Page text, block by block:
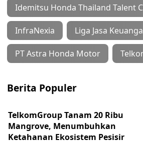
Idemitsu Honda Thailand Talent
InfraNexia Liga Jasa
PT Astra Honda Motor
Berita Populer
TelkomGroup Tanam 20 Ribu
Mangrove, Menumbuhkan
Ketahanan Ekosistem Pesisir